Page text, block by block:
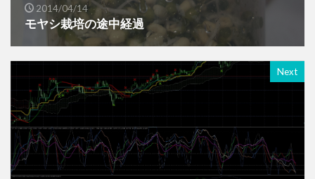
2014/04/14
モヤシ栽培の途中経過
Next